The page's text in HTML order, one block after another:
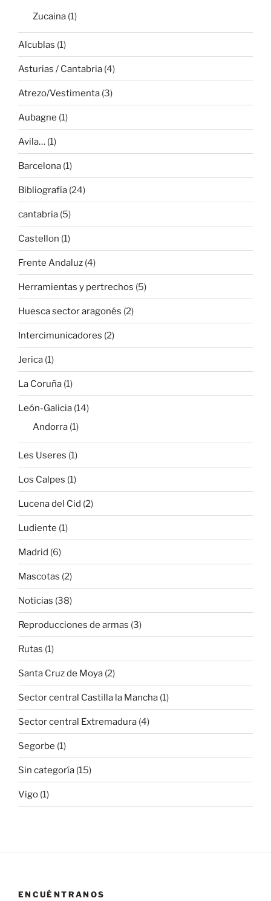
Zucaina (1)
Alcublas (1)
Asturias / Cantabria (4)
Atrezo/Vestimenta (3)
Aubagne (1)
Avila… (1)
Barcelona (1)
Bibliografía (24)
cantabria (5)
Castellon (1)
Frente Andaluz (4)
Herramientas y pertrechos (5)
Huesca sector aragonés (2)
Intercimunicadores (2)
Jerica (1)
La Coruña (1)
León-Galicia (14)
Andorra (1)
Les Useres (1)
Los Calpes (1)
Lucena del Cid (2)
Ludiente (1)
Madrid (6)
Mascotas (2)
Noticias (38)
Reproducciones de armas (3)
Rutas (1)
Santa Cruz de Moya (2)
Sector central Castilla la Mancha (1)
Sector central Extremadura (4)
Segorbe (1)
Sin categoría (15)
Vigo (1)
ENCUÉNTRANOS